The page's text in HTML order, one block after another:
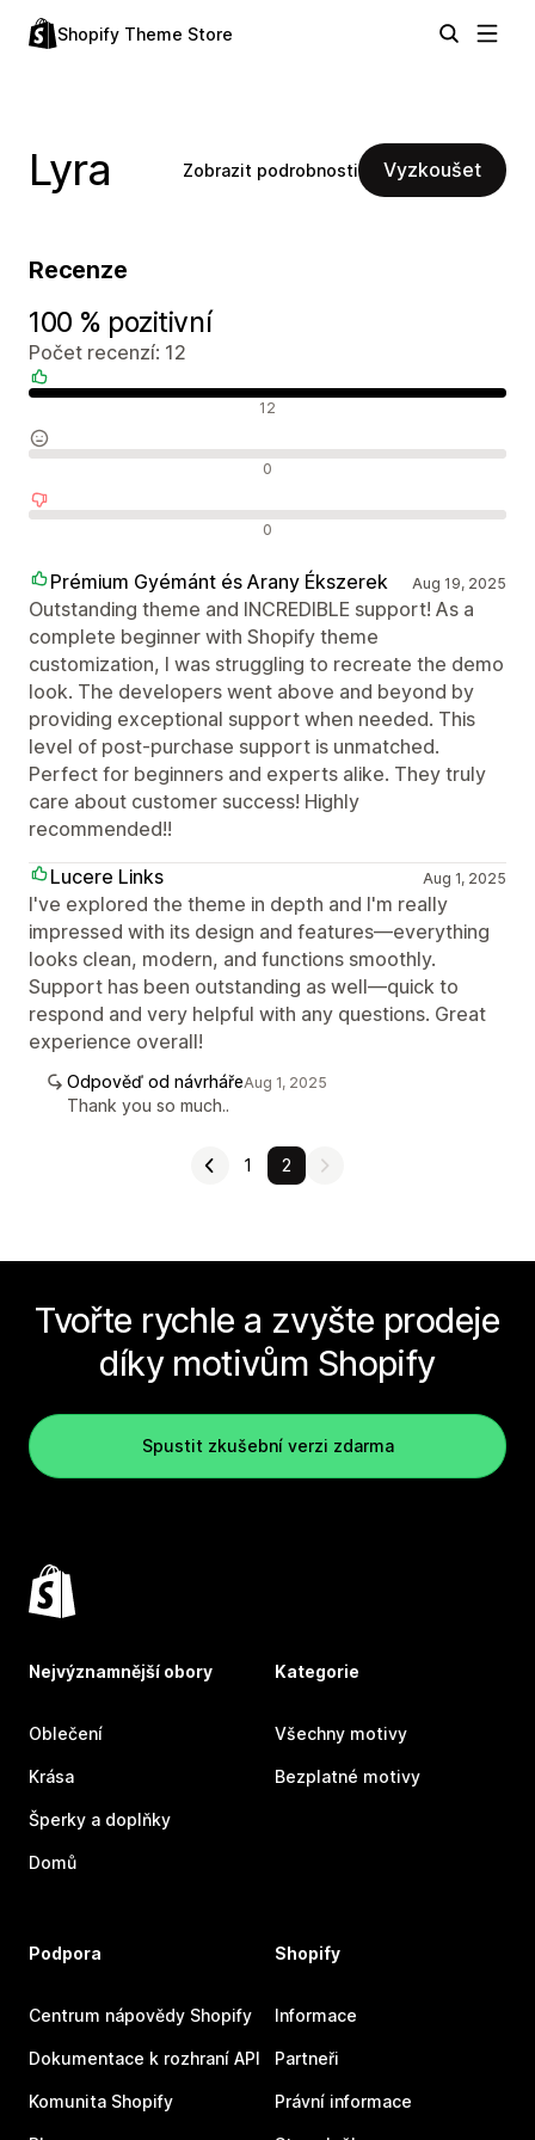
Shopify Theme Store
Lyra Zobrazit podrobnosti Vyzkoušet
Recenze
100 % pozitivní
Počet recenzí: 12
12
0
0
Prémium Gyémánt és Arany Ékszerek Aug 19, 2025
Outstanding theme and INCREDIBLE support! As a
complete beginner with Shopify theme
customization, I was struggling to recreate the demo
look. The developers went above and beyond by
providing exceptional support when needed. This
level of post-purchase support is unmatched.
Perfect for beginners and experts alike. They truly
care about customer success! Highly
recommended!!
Lucere Links
Aug 1, 2025
I've explored the theme in depth and I'm really
impressed with its design and features—everything
looks clean, modern, and functions smoothly.
Support has been outstanding as well—quick to
respond and very helpful with any questions. Great
experience overall!
Odpověď od návrhářeAug 1, 2025
Thank you so much..
1 2
Tvořte rychle a zvyšte prodeje
díky motivům Shopify
Spustit zkušební verzi zdarma
Nejvýznamnější obory
Oblečení
Krása
Šperky a doplňky
Domů
Kategorie
Všechny motivy
Bezplatné motivy
Podpora
Centrum nápovědy Shopify
Dokumentace k rozhraní API
Komunita Shopify
Shopify
Informace
Partneři
Právní informace